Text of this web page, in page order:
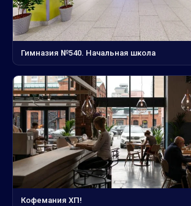
Гимназия №540. Начальная школа
Кофемания ХП!